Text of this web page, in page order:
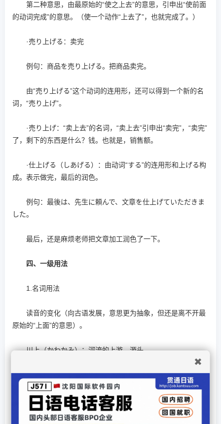
✖
第二种意思，由最原始的“使之上去”的意思，引申出“使前面
的动词完成”的意思。（使一个动作“上去了”，也就完成了。）
·売り上げる：卖完
例句：商品を売り上げる。把商品卖完。
由“売り上げる”这个动词的连用形，还可以得到一个新的名
词，“売り上げ”。
·売り上げ：“卖上去”的名词，“卖上去”引申出“卖完”，“卖完”
了，剩下的东西是什么？钱。也就是，销售额。
·仕上げる（しあげる）：由动词“する”的连用形和上げる构
成。表示做完，最后的润色。
例句：最後は、先生に頼んで、文章を仕上げていただきま
した。
最后，还是麻烦老师把文章加工润色了一下。
四、一级用法
1.名词用法
读音的变化（向古语发展，意思更为抽象，但还是离不开最
原始的“上面”的意思）。
川上（かわかみ）：河流的上游、源头。
上座（かみざ）：上席、上座。
2．动词的用法